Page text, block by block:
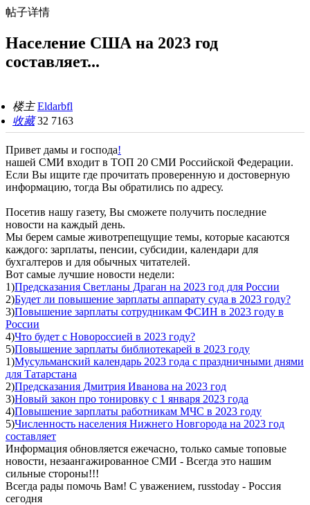
帖子详情
Население США на 2023 год
составляет...
楼主Eldarbfl
收藏 32 7163
Привет дамы и господа!
нашей СМИ входит в ТОП 20 СМИ Российской Федерации.
Если Вы ищите где прочитать проверенную и достоверную
информацию, тогда Вы обратились по адресу.
Посетив нашу газету, Вы сможете получить последние
новости на каждый день.
Мы берем самые животрепещущие темы, которые касаются
каждого: зарплаты, пенсии, субсидии, календари для
бухгалтеров и для обычных читателей.
Вот самые лучшие новости недели:
1)Предсказания Светланы Драган на 2023 год для России
2)Будет ли повышение зарплаты аппарату суда в 2023 году?
3)Повышение зарплаты сотрудникам ФСИН в 2023 году в
России
4)Что будет с Новороссией в 2023 году?
5)Повышение зарплаты библиотекарей в 2023 году
1)Мусульманский календарь 2023 года с праздничными днями
для Татарстана
2)Предсказания Дмитрия Иванова на 2023 год
3)Новый закон про тонировку с 1 января 2023 года
4)Повышение зарплаты работникам МЧС в 2023 году
5)Численность населения Нижнего Новгорода на 2023 год
составляет
Информация обновляется ежечасно, только самые топовые
новости, незаангажированное СМИ - Всегда это нашим
сильные стороны!!!
Всегда рады помочь Вам! С уважением, russtoday - Россия
сегодня